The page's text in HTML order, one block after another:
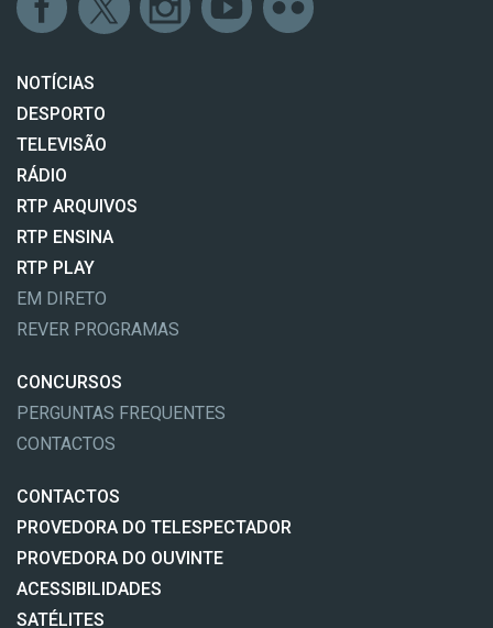
NOTÍCIAS
DESPORTO
TELEVISÃO
RÁDIO
RTP ARQUIVOS
RTP ENSINA
RTP PLAY
EM DIRETO
REVER PROGRAMAS
CONCURSOS
PERGUNTAS FREQUENTES
CONTACTOS
CONTACTOS
PROVEDORA DO TELESPECTADOR
PROVEDORA DO OUVINTE
ACESSIBILIDADES
SATÉLITES